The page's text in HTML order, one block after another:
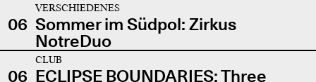
06
VERSCHIEDENES
Sommer im Südpol: Zirkus
NotreDuo
06
CLUB
ECLIPSE BOUNDARIES: Three